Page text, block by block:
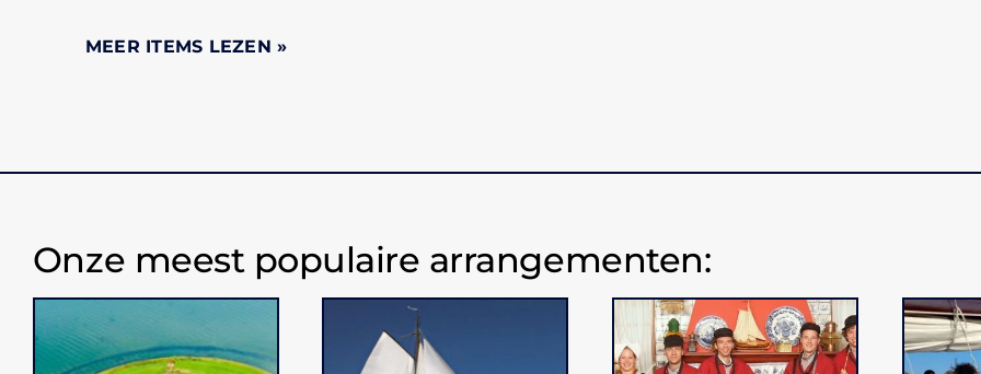
Onze meest populaire arrangementen: